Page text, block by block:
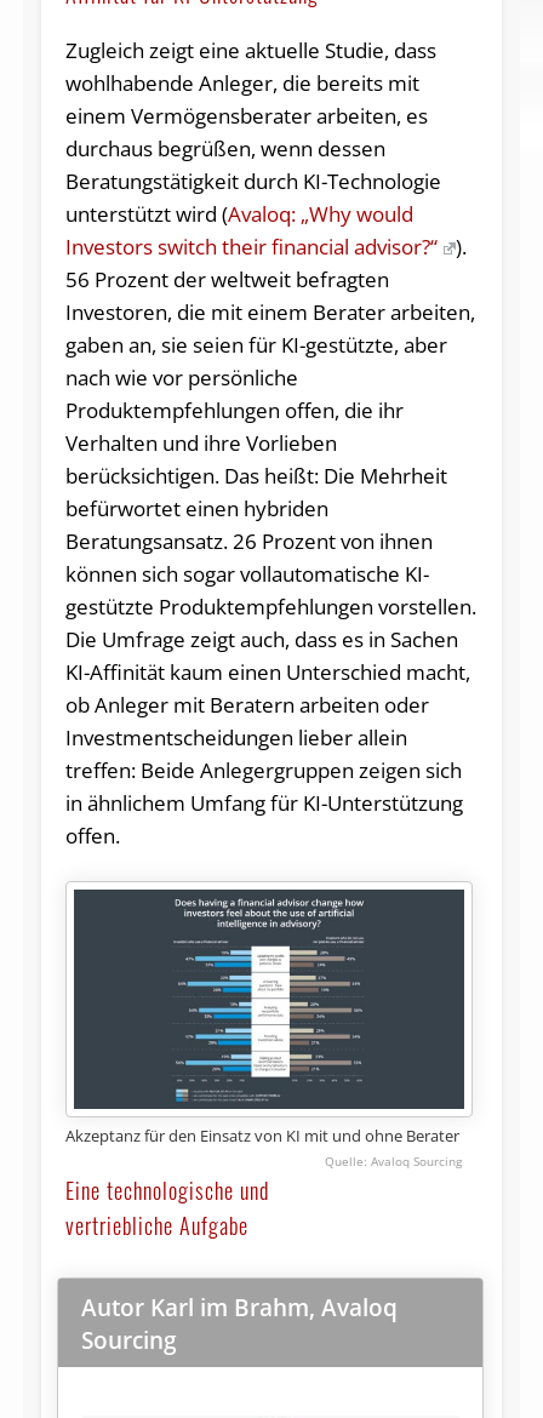
Zugleich zeigt eine aktuelle Studie, dass
wohlhabende Anleger, die bereits mit
einem Vermögensberater arbeiten, es
durchaus begrüßen, wenn dessen
Beratungstätigkeit durch KI-Technologie
unterstützt wird (Avaloq: „Why would
Investors switch their financial advisor?“
).
56 Prozent der weltweit befragten
Investoren, die mit einem Berater arbeiten,
gaben an, sie seien für KI-gestützte, aber
nach wie vor persönliche
Produktempfehlungen offen, die ihr
Verhalten und ihre Vorlieben
berücksichtigen. Das heißt: Die Mehrheit
befürwortet einen hybriden
Beratungsansatz. 26 Prozent von ihnen
können sich sogar vollautomatische KI-
gestützte Produktempfehlungen vorstellen.
Die Umfrage zeigt auch, dass es in Sachen
KI-Affinität kaum einen Unterschied macht,
ob Anleger mit Beratern arbeiten oder
Investmentscheidungen lieber allein
treffen: Beide Anlegergruppen zeigen sich
in ähnlichem Umfang für KI-Unterstützung
offen.
Akzeptanz für den Einsatz von KI mit und ohne Berater
Avaloq Sourcing
Eine technologische und
vertriebliche Aufgabe
Autor Karl im Brahm, Avaloq
Sourcing